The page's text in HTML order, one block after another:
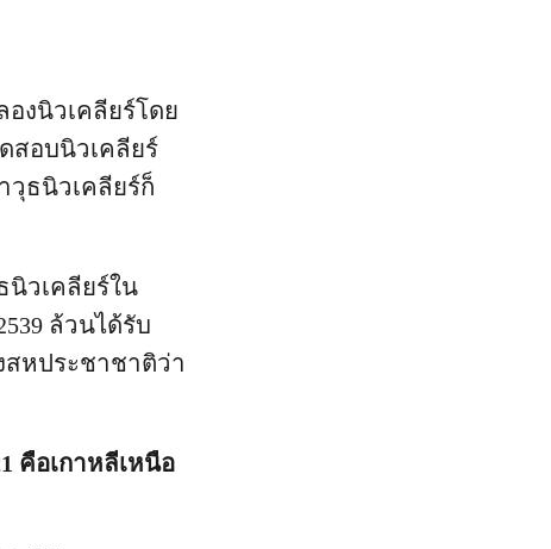
งนิวเคลียร์โดย
สอบนิวเคลียร์
ธนิวเคลียร์ก็
วเคลียร์ใน
ล้วนได้รับ
สหประชาชาติว่า
คือเกาหลีเหนือ